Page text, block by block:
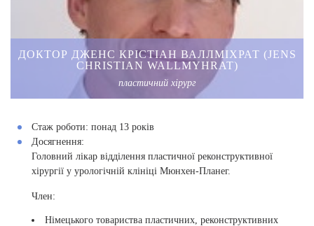
ДОКТОР ДЖЕНС КРІСТІАН ВАЛЛМІХРАТ (JENS
CHRISTIAN WALLMYHRAT)
пластичний хірург
Стаж роботи: понад 13 років
Досягнення:
Головний лікар відділення пластичної реконструктивної
хірургії у урологічній клініці Мюнхен-Планег.
Член:
Німецького товариства пластичних, реконструктивних